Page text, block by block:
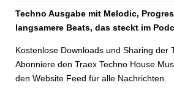
Techno Ausgabe mit Melodic,
langsamere Beats, das steckt im
Kostenlose Downloads und Sharing der
Abonniere den Traex Techno House
den Website Feed für alle Nachrichten.